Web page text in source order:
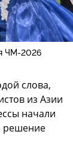
ЧМ-2026
слова,
из Азии
начали
решение